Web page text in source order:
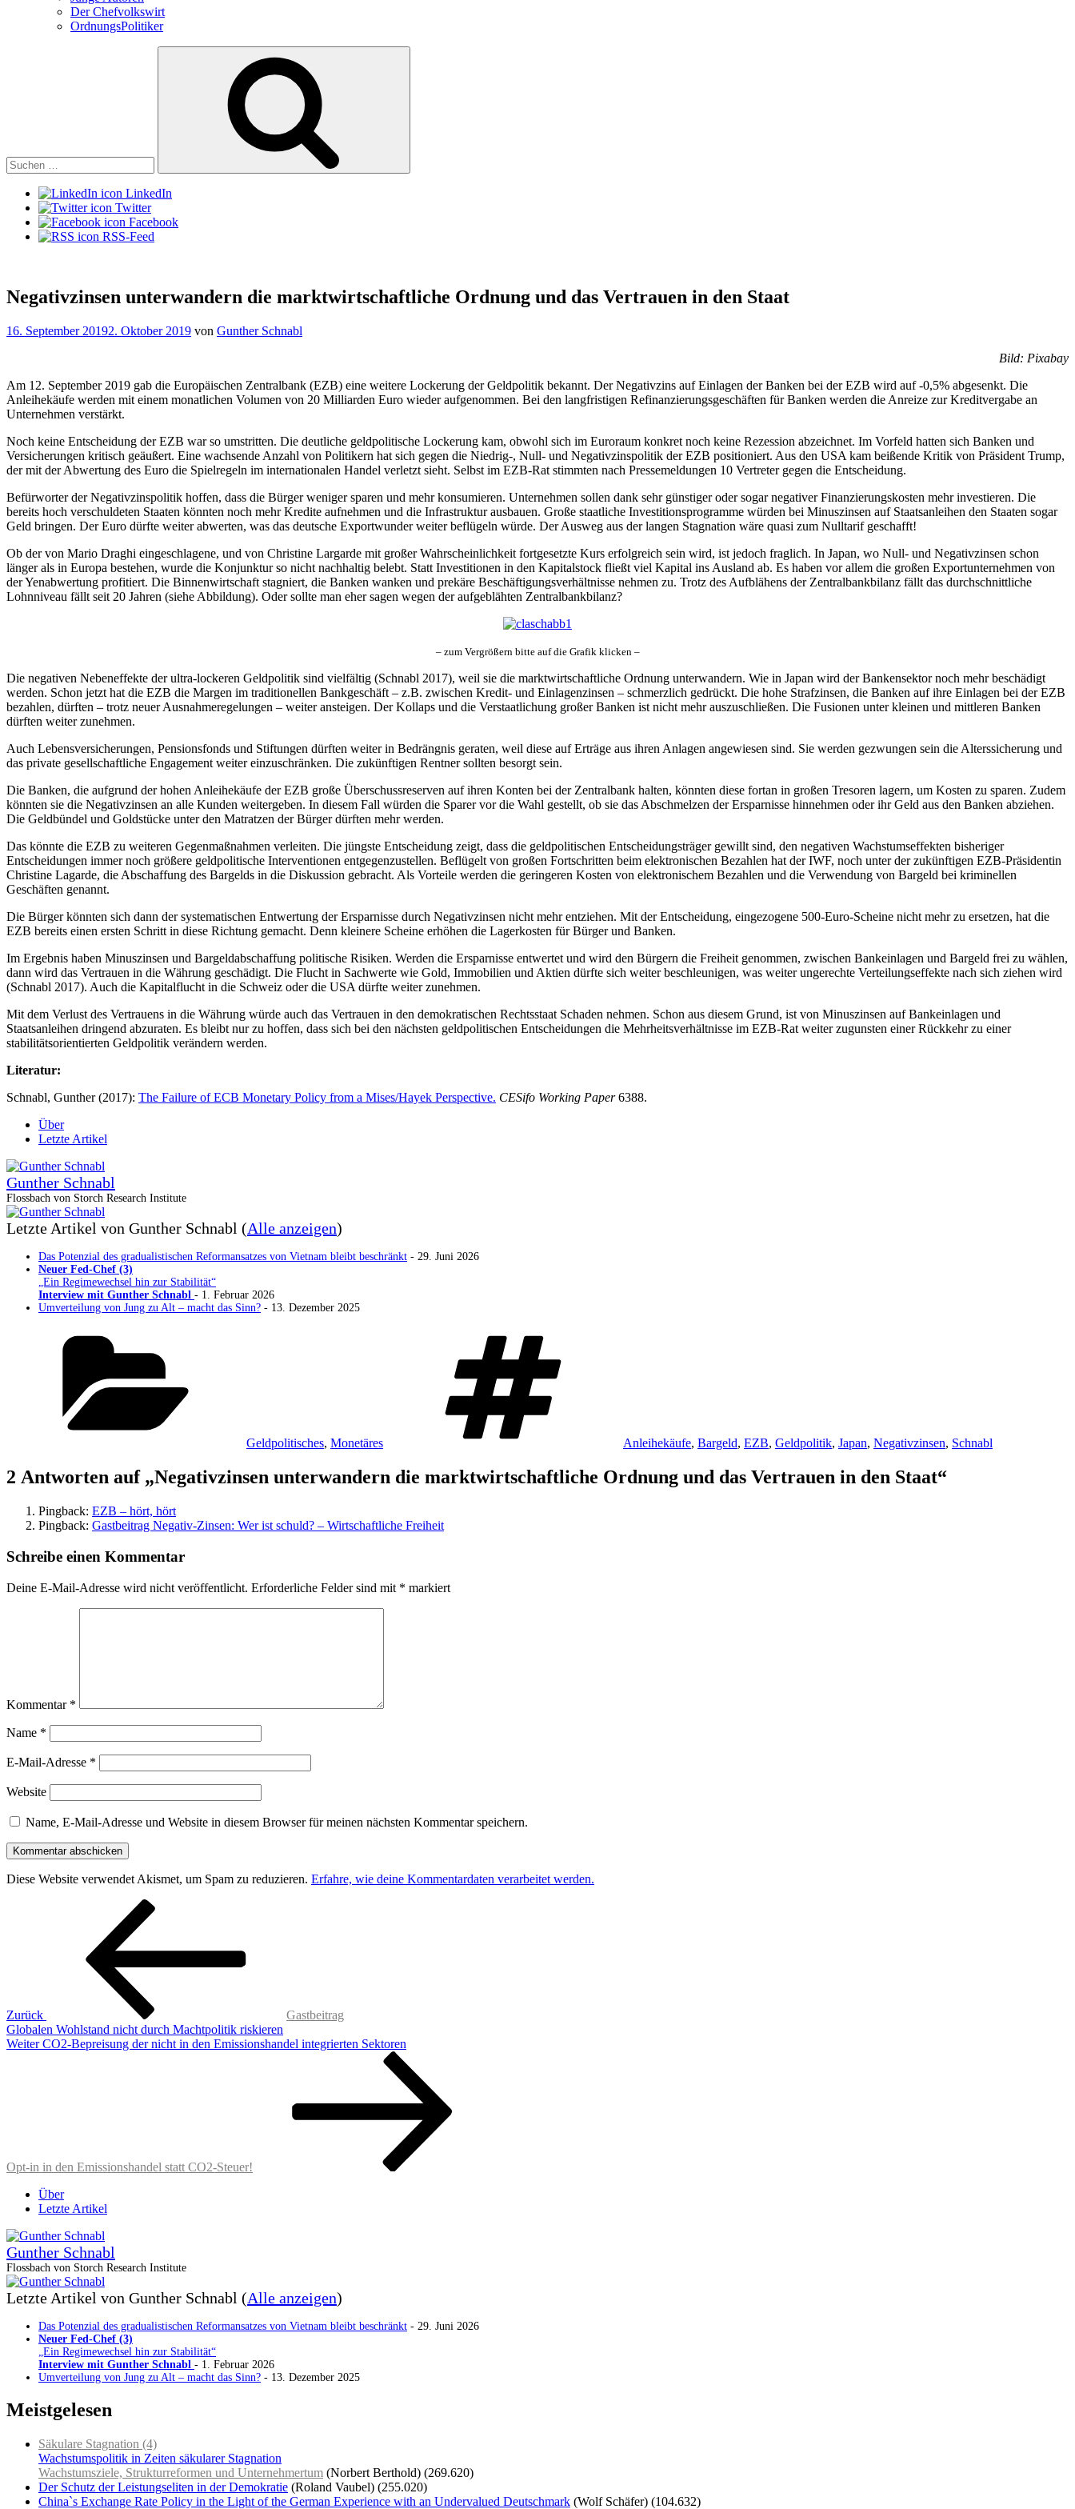
Der Chefvolkswirt
OrdnungsPolitiker
LinkedIn
Twitter
Facebook
RSS-Feed
Negativzinsen unterwandern die marktwirtschaftliche Ordnung und das Vertrauen in den Staat
Veröffentlicht
16. September 20192. Oktober 2019 von Gunther Schnabl
Bild: Pixabay
Am 12. September 2019 gab die Europäischen Zentralbank (EZB) eine weitere Lockerung der Geldpolitik bekannt. Der Negativzins auf Einlagen der Banken bei der EZB wird auf -0,5% abgesenkt. Die
Anleihekäufe werden mit einem monatlichen Volumen von 20 Milliarden Euro wieder aufgenommen. Bei den langfristigen Refinanzierungsgeschäften für Banken werden die Anreize zur Kreditvergabe an
Unternehmen verstärkt.
Noch keine Entscheidung der EZB war so umstritten. Die deutliche geldpolitische Lockerung kam, obwohl sich im Euroraum konkret noch keine Rezession abzeichnet. Im Vorfeld hatten sich Banken und
Versicherungen kritisch geäußert. Eine wachsende Anzahl von Politikern hat sich gegen die Niedrig-, Null- und Negativzinspolitik der EZB positioniert. Aus den USA kam beißende Kritik von Präsident Trump,
der mit der Abwertung des Euro die Spielregeln im internationalen Handel verletzt sieht. Selbst im EZB-Rat stimmten nach Pressemeldungen 10 Vertreter gegen die Entscheidung.
Befürworter der Negativzinspolitik hoffen, dass die Bürger weniger sparen und mehr konsumieren. Unternehmen sollen dank sehr günstiger oder sogar negativer Finanzierungskosten mehr investieren. Die
bereits hoch verschuldeten Staaten könnten noch mehr Kredite aufnehmen und die Infrastruktur ausbauen. Große staatliche Investitionsprogramme würden bei Minuszinsen auf Staatsanleihen den Staaten sogar
Geld bringen. Der Euro dürfte weiter abwerten, was das deutsche Exportwunder weiter beflügeln würde. Der Ausweg aus der langen Stagnation wäre quasi zum Nulltarif geschafft!
Ob der von Mario Draghi eingeschlagene, und von Christine Largarde mit großer Wahrscheinlichkeit fortgesetzte Kurs erfolgreich sein wird, ist jedoch fraglich. In Japan, wo Null- und Negativzinsen schon
länger als in Europa bestehen, wurde die Konjunktur so nicht nachhaltig belebt. Statt Investitionen in den Kapitalstock fließt viel Kapital ins Ausland ab. Es haben vor allem die großen Exportunternehmen von
der Yenabwertung profitiert. Die Binnenwirtschaft stagniert, die Banken wanken und prekäre Beschäftigungsverhältnisse nehmen zu. Trotz des Aufblähens der Zentralbankbilanz fällt das durchschnittliche
Lohnniveau fällt seit 20 Jahren (siehe Abbildung). Oder sollte man eher sagen wegen der aufgeblähten Zentralbankbilanz?
– zum Vergrößern bitte auf die Grafik klicken –
Die negativen Nebeneffekte der ultra-lockeren Geldpolitik sind vielfältig (Schnabl 2017), weil sie die marktwirtschaftliche Ordnung unterwandern. Wie in Japan wird der Bankensektor noch mehr beschädigt
werden. Schon jetzt hat die EZB die Margen im traditionellen Bankgeschäft – z.B. zwischen Kredit- und Einlagenzinsen – schmerzlich gedrückt. Die hohe Strafzinsen, die Banken auf ihre Einlagen bei der EZB
bezahlen, dürften – trotz neuer Ausnahmeregelungen – weiter ansteigen. Der Kollaps und die Verstaatlichung großer Banken ist nicht mehr auszuschließen. Die Fusionen unter kleinen und mittleren Banken
dürften weiter zunehmen.
Auch Lebensversicherungen, Pensionsfonds und Stiftungen dürften weiter in Bedrängnis geraten, weil diese auf Erträge aus ihren Anlagen angewiesen sind. Sie werden gezwungen sein die Alterssicherung und
das private gesellschaftliche Engagement weiter einzuschränken. Die zukünftigen Rentner sollten besorgt sein.
Die Banken, die aufgrund der hohen Anleihekäufe der EZB große Überschussreserven auf ihren Konten bei der Zentralbank halten, könnten diese fortan in großen Tresoren lagern, um Kosten zu sparen. Zudem
könnten sie die Negativzinsen an alle Kunden weitergeben. In diesem Fall würden die Sparer vor die Wahl gestellt, ob sie das Abschmelzen der Ersparnisse hinnehmen oder ihr Geld aus den Banken abziehen.
Die Geldbündel und Goldstücke unter den Matratzen der Bürger dürften mehr werden.
Das könnte die EZB zu weiteren Gegenmaßnahmen verleiten. Die jüngste Entscheidung zeigt, dass die geldpolitischen Entscheidungsträger gewillt sind, den negativen Wachstumseffekten bisheriger
Entscheidungen immer noch größere geldpolitische Interventionen entgegenzustellen. Beflügelt von großen Fortschritten beim elektronischen Bezahlen hat der IWF, noch unter der zukünftigen EZB-Präsidentin
Christine Lagarde, die Abschaffung des Bargelds in die Diskussion gebracht. Als Vorteile werden die geringeren Kosten von elektronischem Bezahlen und die Verwendung von Bargeld bei kriminellen
Geschäften genannt.
Die Bürger könnten sich dann der systematischen Entwertung der Ersparnisse durch Negativzinsen nicht mehr entziehen. Mit der Entscheidung, eingezogene 500-Euro-Scheine nicht mehr zu ersetzen, hat die
EZB bereits einen ersten Schritt in diese Richtung gemacht. Denn kleinere Scheine erhöhen die Lagerkosten für Bürger und Banken.
Im Ergebnis haben Minuszinsen und Bargeldabschaffung politische Risiken. Werden die Ersparnisse entwertet und wird den Bürgern die Freiheit genommen, zwischen Bankeinlagen und Bargeld frei zu wählen,
dann wird das Vertrauen in die Währung geschädigt. Die Flucht in Sachwerte wie Gold, Immobilien und Aktien dürfte sich weiter beschleunigen, was weiter ungerechte Verteilungseffekte nach sich ziehen wird
(Schnabl 2017). Auch die Kapitalflucht in die Schweiz oder die USA dürfte weiter zunehmen.
Mit dem Verlust des Vertrauens in die Währung würde auch das Vertrauen in den demokratischen Rechtsstaat Schaden nehmen. Schon aus diesem Grund, ist von Minuszinsen auf Bankeinlagen und
Staatsanleihen dringend abzuraten. Es bleibt nur zu hoffen, dass sich bei den nächsten geldpolitischen Entscheidungen die Mehrheitsverhältnisse im EZB-Rat weiter zugunsten einer Rückkehr zu einer
stabilitätsorientierten Geldpolitik verändern werden.
Literatur:
Schnabl, Gunther (2017): The Failure of ECB Monetary Policy from a Mises/Hayek Perspective. CESifo Working Paper6388.
Über
Letzte Artikel
Gunther Schnabl
Flossbach von Storch Research Institute
Letzte Artikel von Gunther Schnabl (Alle anzeigen)
Das Potenzial des gradualistischen Reformansatzes von Vietnam bleibt beschränkt - 29. Juni 2026
Neuer Fed-Chef (3)
„Ein Regimewechsel hin zur Stabilität“
Interview mit Gunther Schnabl - 1. Februar 2026
Umverteilung von Jung zu Alt – macht das Sinn? - 13. Dezember 2025
Geldpolitisches, Monetäres Anleihekäufe, Bargeld, EZB, Geldpolitik, Japan, Negativzinsen, Schnabl
2 Antworten auf „Negativzinsen unterwandern die marktwirtschaftliche Ordnung und das Vertrauen in den Staat“
Pingback: EZB – hört, hört
Pingback: Gastbeitrag Negativ-Zinsen: Wer ist schuld? – Wirtschaftliche Freiheit
Schreibe einen Kommentar
Deine E-Mail-Adresse wird nicht veröffentlicht. Erforderliche Felder sind mit * markiert
Kommentar *
Name *
E-Mail-Adresse *
Website
Name, E-Mail-Adresse und Website in diesem Browser für meinen nächsten Kommentar speichern.
Diese Website verwendet Akismet, um Spam zu reduzieren. Erfahre, wie deine Kommentardaten verarbeitet werden.
Beitragsnavigation
Zurück
Gastbeitrag
Globalen Wohlstand nicht durch Machtpolitik riskieren
Nächster
Weiter CO2-Bepreisung der nicht in den Emissionshandel integrierten Sektoren
Opt-in in den Emissionshandel statt CO2-Steuer!
Über
Letzte Artikel
Gunther Schnabl
Flossbach von Storch Research Institute
Letzte Artikel von Gunther Schnabl (Alle anzeigen)
Das Potenzial des gradualistischen Reformansatzes von Vietnam bleibt beschränkt - 29. Juni 2026
Neuer Fed-Chef (3)
„Ein Regimewechsel hin zur Stabilität“
Interview mit Gunther Schnabl - 1. Februar 2026
Umverteilung von Jung zu Alt – macht das Sinn? - 13. Dezember 2025
Meistgelesen
Säkulare Stagnation (4)
Wachstumspolitik in Zeiten säkularer Stagnation
Wachstumsziele, Strukturreformen und Unternehmertum (Norbert Berthold) (269.620)
Der Schutz der Leistungseliten in der Demokratie (Roland Vaubel) (255.020)
China`s Exchange Rate Policy in the Light of the German Experience with an Undervalued Deutschmark (Wolf Schäfer) (104.632)